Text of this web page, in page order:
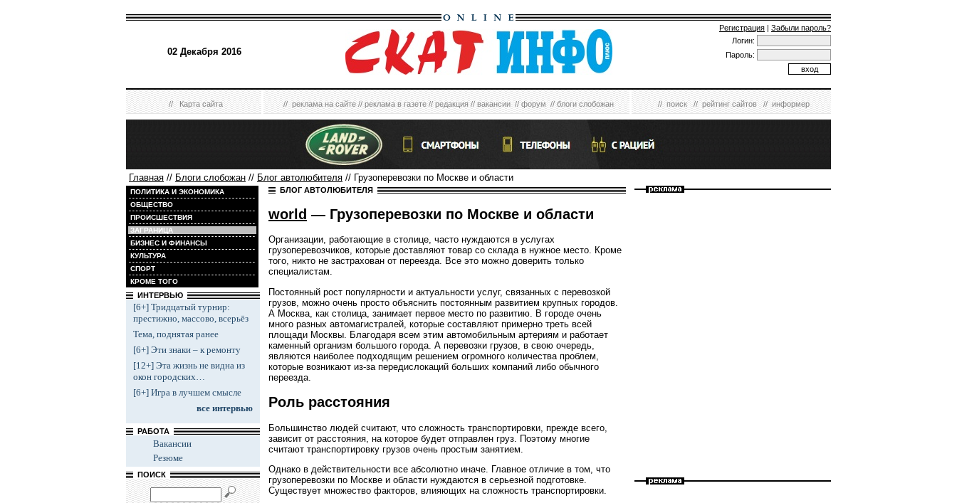
02 Декабря 2016
Регистрация | Забыли пароль?
Логин:
Пароль:
//Карта сайта //реклама на сайте//реклама в газете//редакция//вакансии//форум//блоги слобожан //поиск//рейтинг сайтов//информер
Главная // Блоги слобожан // Блог автолюбителя // Грузоперевозки по Москве и области
ПОЛИТИКА И ЭКОНОМИКА
ОБЩЕСТВО
ПРОИСШЕСТВИЯ
ЗАГРАНИЦА
БИЗНЕС И ФИНАНСЫ
КУЛЬТУРА
СПОРТ
КРОМЕ ТОГО
ИНТЕРВЬЮ
[6+] Тридцатый турнир:
престижно, массово, всерьёз
Тема, поднятая ранее
[6+] Эти знаки – к ремонту
[12+] Эта жизнь не видна из
окон городских…
[6+] Игра в лучшем смысле
все интервью
РАБОТА
Вакансии
Резюме
ПОИСК
БЛОГ АВТОЛЮБИТЕЛЯ
world — Грузоперевозки по Москве и области
Организации, работающие в столице, часто нуждаются в услугах
грузоперевозчиков, которые доставляют товар со склада в нужное место. Кроме
того, никто не застрахован от переезда. Все это можно доверить только
специалистам.
Постоянный рост популярности и актуальности услуг, связанных с перевозкой
грузов, можно очень просто объяснить постоянным развитием крупных городов.
А Москва, как столица, занимает первое место по развитию. В городе очень
много разных автомагистралей, которые составляют примерно треть всей
площади Москвы. Благодаря всем этим автомобильным артериям и работает
каменный организм большого города. А перевозки грузов, в свою очередь,
являются наиболее подходящим решением огромного количества проблем,
которые возникают из-за передислокаций больших компаний либо обычного
переезда.
Роль расстояния
Большинство людей считают, что сложность транспортировки, прежде всего,
зависит от расстояния, на которое будет отправлен груз. Поэтому многие
считают транспортировку грузов очень простым занятием.
Однако в действительности все абсолютно иначе. Главное отличие в том, что
грузоперевозки по Москве и области нуждаются в серьезной подготовке.
Существует множество факторов, влияющих на сложность транспортировки.